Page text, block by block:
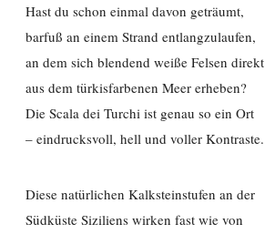
Hast du schon einmal davon geträumt,
barfuß an einem Strand entlangzulaufen,
an dem sich blendend weiße Felsen direkt
aus dem türkisfarbenen Meer erheben?
Die Scala dei Turchi ist genau so ein Ort
– eindrucksvoll, hell und voller Kontraste.
Diese natürlichen Kalksteinstufen an der
Südküste Siziliens wirken fast wie von